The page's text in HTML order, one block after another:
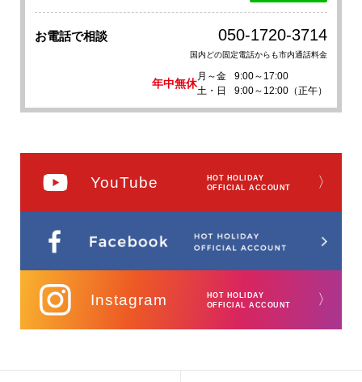
お電話で相談 050-1720-3714
国内どの固定電話からも市内通話料金
年中無休
月～金
9:00～17:00
土・日
9:00～12:00（正午）
YouTube
HOT HOLIDAY
OFFICIAL ACCOUNT
〉
Instagram
HOT HOLIDAY
OFFICIAL ACCOUNT
〉